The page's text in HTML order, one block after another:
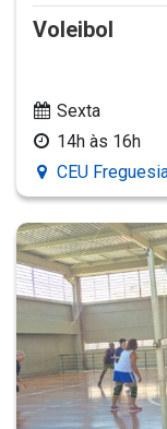
Voleibol
Sexta
14h às 16h
CEU